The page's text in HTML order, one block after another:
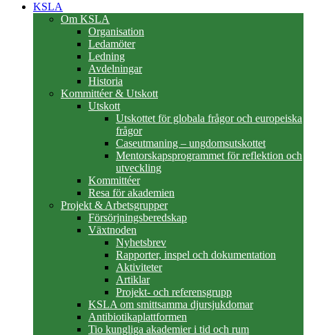
KSLA
Om KSLA
Organisation
Ledamöter
Ledning
Avdelningar
Historia
Kommittéer & Utskott
Utskott
Utskottet för globala frågor och europeiska
frågor
Caseutmaning – ungdomsutskottet
Mentorskapsprogrammet för reflektion och
utveckling
Kommittéer
Resa för akademien
Projekt & Arbetsgrupper
Försörjningsberedskap
Växtnoden
Nyhetsbrev
Rapporter, inspel och dokumentation
Aktiviteter
Artiklar
Projekt- och referensgrupp
KSLA om smittsamma djursjukdomar
Antibiotikaplattformen
Tio kungliga akademier i tid och rum